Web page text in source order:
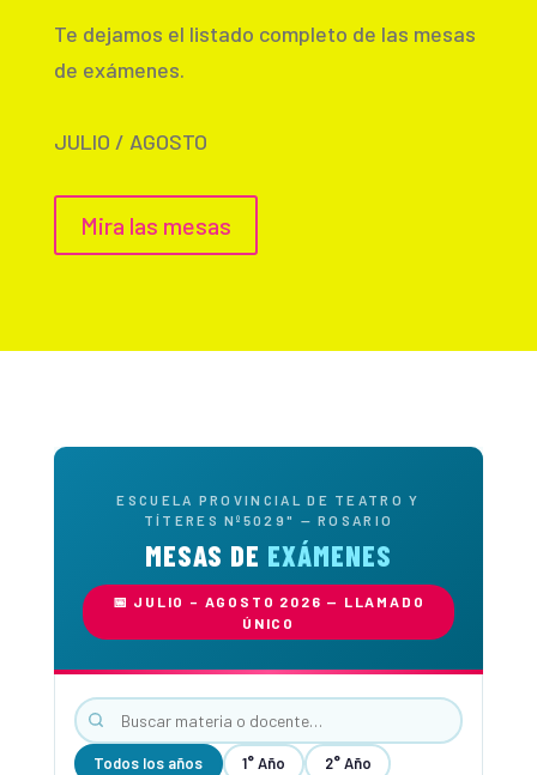
Te dejamos el listado completo de las mesas
de exámenes.
JULIO / AGOSTO
Mira las mesas
ESCUELA PROVINCIAL DE TEATRO Y
TÍTERES Nº5029" — ROSARIO
MESAS DE EXÁMENES
📅 JULIO – AGOSTO 2026 — LLAMADO
ÚNICO
Todos los años 1° Año 2° Año